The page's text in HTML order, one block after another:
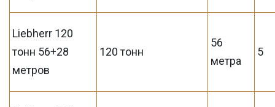
Liebherr 120
тонн 56+28
метров
120 тонн
56
метра
5